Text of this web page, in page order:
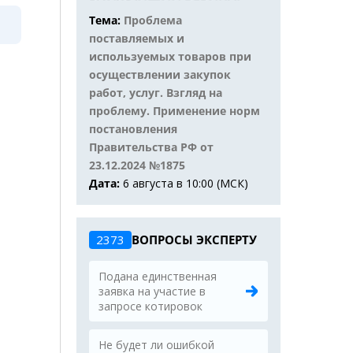
Тема: Проблема
поставляемых и
используемых товаров при
осуществлении закупок
работ, услуг. Взгляд на
проблему. Применение норм
постановления
Правительства РФ от
23.12.2024 №1875
Дата: 6 августа в 10:00 (МСК)
2373 ВОПРОСЫ ЭКСПЕРТУ
Подана единственная
заявка на участие в
запросе котировок
Не будет ли ошибкой